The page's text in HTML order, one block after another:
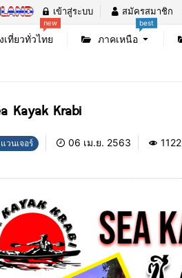
เข้าสู่ระบบ สมัครสมาชิก
เที่ยวทั่วไทย
new
ภาคเหนือ
best
Kayak Krabi
วนเจอร์ 06 เม.ย. 2563 1122